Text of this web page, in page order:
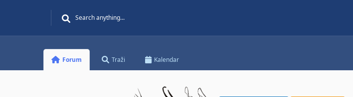
Forum Traži Kalendar